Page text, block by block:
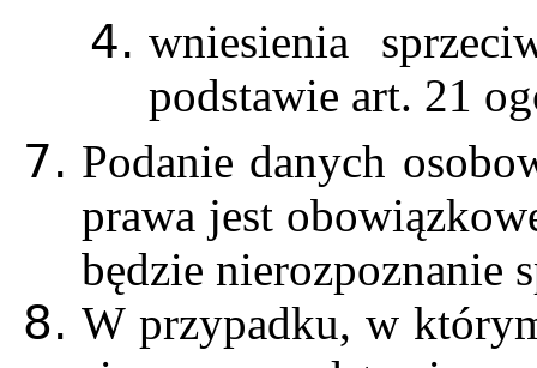
wniesienia
podstawie art. 21
Podanie danych
prawa jest
będzie nierozpoznanie
W przypadku, w